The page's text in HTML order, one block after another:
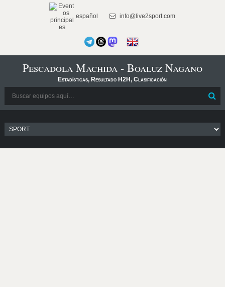
español info@live2sport.com
Pescadola Machida - Boaluz Nagano
Estadísticas, Resultado H2H, Clasificación